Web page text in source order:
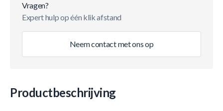
Vragen?
Expert hulp op één klik afstand
Neem contact met ons op
Productbeschrijving